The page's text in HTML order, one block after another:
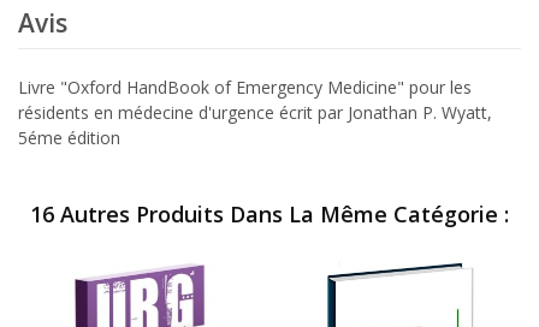
Avis
Livre "Oxford HandBook of Emergency Medicine" pour les
résidents en médecine d'urgence écrit par Jonathan P. Wyatt,
5éme édition
16 Autres Produits Dans La Même Catégorie :